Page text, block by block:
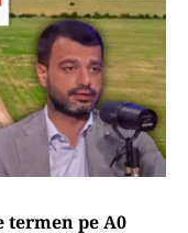
termen pe A0